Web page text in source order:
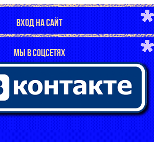
ВХОД НА САЙТ
МЫ В СОЦСЕТЯХ